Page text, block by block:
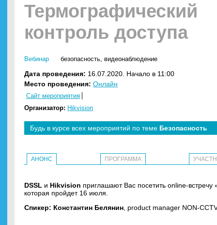
Термографический
контроль доступа
Вебинар безопасность, видеонаблюдение
Дата проведения: 16.07.2020. Начало в 11:00
Место проведения: Онлайн
Сайт мероприятия
Организатор: Hikvision
Будь в курсе всех мероприятий по теме Безопасность
АНОНС ПРОГРАММА
DSSL и Hikvision приглашают Вас посетить online-
которая пройдет 16 июля.
Спикер: Константин Белянин , product manager NON-